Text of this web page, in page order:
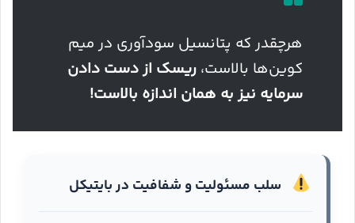
هرچقدر که پتانسیل سودآوری در میم
کوین‌ها بالاست، ریسک از دست دادن
سرمایه نیز به همان اندازه بالاست!
سلب مسئولیت و شفافیت در بایتیکل